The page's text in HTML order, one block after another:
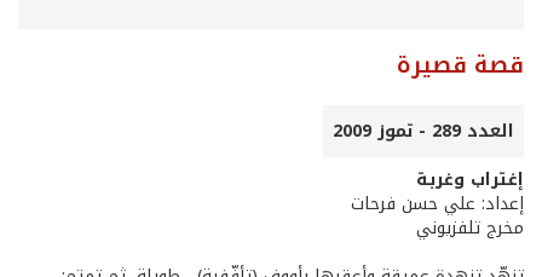
قصة قصيرة
العدد 289 - تموز 2009
إغتراب وغربـة
إعداد: علي حسن فرحات
مخرج تلفزيوني